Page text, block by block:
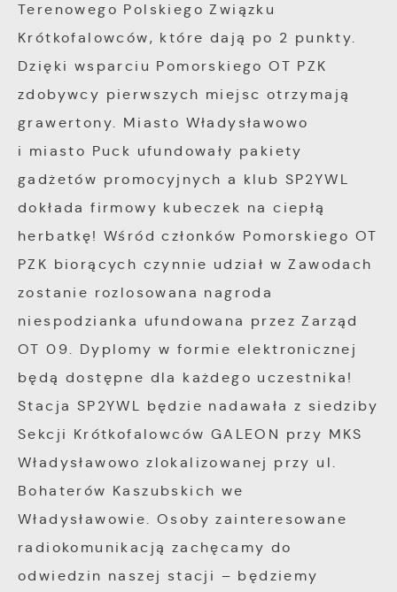
Terenowego Polskiego Związku
Krótkofalowców, które dają po 2 punkty.
Dzięki wsparciu Pomorskiego OT PZK
zdobywcy pierwszych miejsc otrzymają
grawertony. Miasto Władysławowo
i miasto Puck ufundowały pakiety
gadżetów promocyjnych a klub SP2YWL
dokłada firmowy kubeczek na ciepłą
herbatkę! Wśród członków Pomorskiego OT
PZK biorących czynnie udział w Zawodach
zostanie rozlosowana nagroda
niespodzianka ufundowana przez Zarząd
OT 09. Dyplomy w formie elektronicznej
będą dostępne dla każdego uczestnika!
Stacja SP2YWL będzie nadawała z siedziby
Sekcji Krótkofalowców GALEON przy MKS
Władysławowo zlokalizowanej przy ul.
Bohaterów Kaszubskich we
Władysławowie. Osoby zainteresowane
radiokomunikacją zachęcamy do
odwiedzin naszej stacji – będziemy